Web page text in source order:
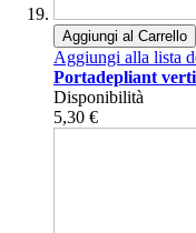
Aggiungi al Carrello
Aggiungi alla lista
Portadepliant
Disponibilità
5,30 €